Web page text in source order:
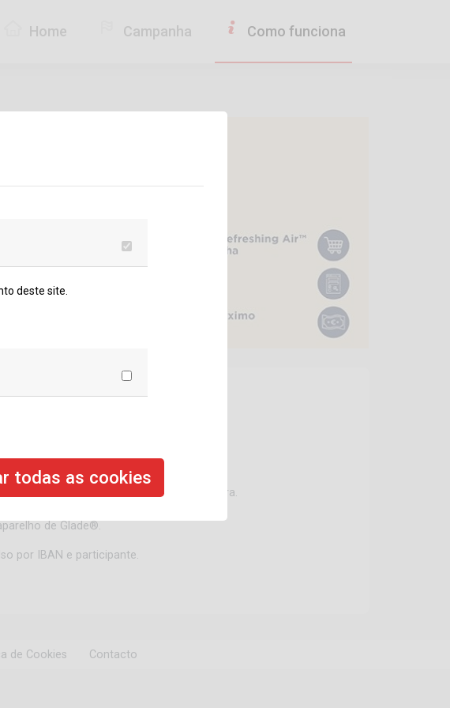
deste site.
todas as cookies
Home Campanha Como funciona
guarde o talão de compra.
upload do talão comprovativo de compra.
de Glade®.
por IBAN e participante.
de Cookies Contacto